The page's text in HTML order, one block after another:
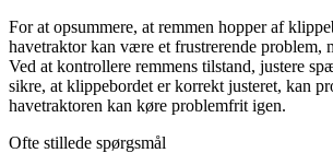
For at opsummere, at remmen hopper af
havetraktor kan være et frustrerende problem,
Ved at kontrollere remmens tilstand, justere
sikre, at klippebordet er korrekt justeret, kan
havetraktoren kan køre problemfrit igen.
Ofte stillede spørgsmål